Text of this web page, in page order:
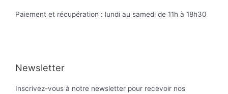
Paiement et récupération : lundi au samedi de 11h à 18h30
Newsletter
Inscrivez-vous à notre newsletter pour recevoir nos